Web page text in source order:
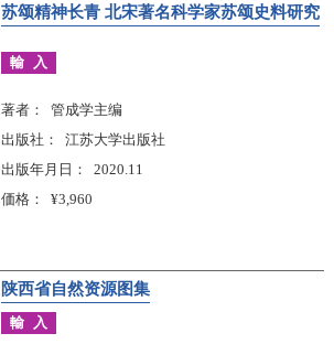
苏颂精神长青 北宋著名科学家苏颂史料研究
輸入
著者
管成学主编
出版社
江苏大学出版社
出版年月日
2020.11
価格
¥3,960
陕西省自然资源图集
輸入